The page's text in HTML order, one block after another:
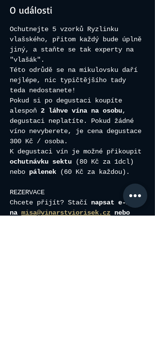
O události
Ochutnejte 5 vzorků Ryzlinku
vlašského, přitom každý bude úplně
jiný, a staňte se tak experty na
"vlašák".
Této odrůdě se na mikulovsku daří
nejlépe, nic typičtějšího tady
teda nedostanete!
Pokud si po degustaci koupíte
alespoň 2 láhve vína na osobu,
degustaci neplatíte. Pokud žádné
víno nevyberete, je cena degustace
300 Kč / osoba.
K degustaci vín je možné přikoupit
ochutnávku sektu (80 Kč za 1dcl)
nebo pálenek (60 Kč za každou).
REZERVACE
Chcete přijít? Stačí napsat e-mail
na misa@vinarstviorisek.cz nebo